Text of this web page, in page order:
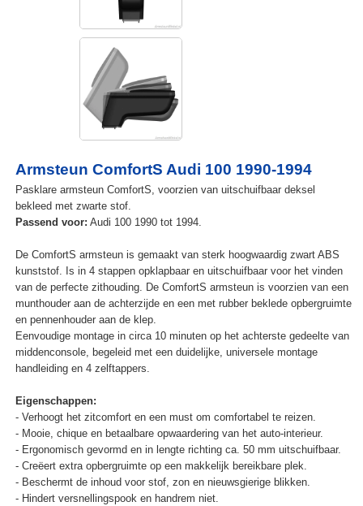
Armsteun ComfortS Audi 100 1990-1994
Pasklare armsteun ComfortS, voorzien van uitschuifbaar deksel
bekleed met zwarte stof.
Passend voor: Audi 100 1990 tot 1994.
De ComfortS armsteun is gemaakt van sterk hoogwaardig zwart ABS
kunststof. Is in 4 stappen opklapbaar en uitschuifbaar voor het vinden
van de perfecte zithouding. De ComfortS armsteun is voorzien van een
munthouder aan de achterzijde en een met rubber beklede opbergruimte
en pennenhouder aan de klep.
Eenvoudige montage in circa 10 minuten op het achterste gedeelte van
middenconsole, begeleid met een duidelijke, universele montage
handleiding en 4 zelftappers.
Eigenschappen:
- Verhoogt het zitcomfort en een must om comfortabel te reizen.
- Mooie, chique en betaalbare opwaardering van het auto-interieur.
- Ergonomisch gevormd en in lengte richting ca. 50 mm uitschuifbaar.
- Creëert extra opbergruimte op een makkelijk bereikbare plek.
- Beschermt de inhoud voor stof, zon en nieuwsgierige blikken.
- Hindert versnellingspook en handrem niet.